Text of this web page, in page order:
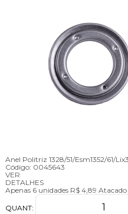
Anel Politriz 1328/51/Esm1352/61/
Código: 0045643
VER
DETALHES
Apenas 6 unidades R$ 4,89 Atacado
QUANT: